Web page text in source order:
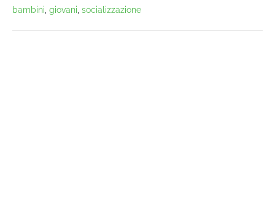
bambini, giovani, socializzazione